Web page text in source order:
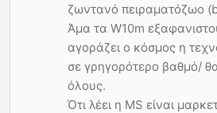
ζωντανό πειραματόζωο
Άμα τα W10m
αγοράζει ο κόσμος η
σε γρηγορότερο βαθμό/
όλους.
Ότι λέει η MS είναι